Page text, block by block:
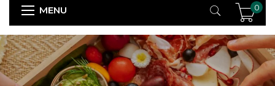
MENU 0